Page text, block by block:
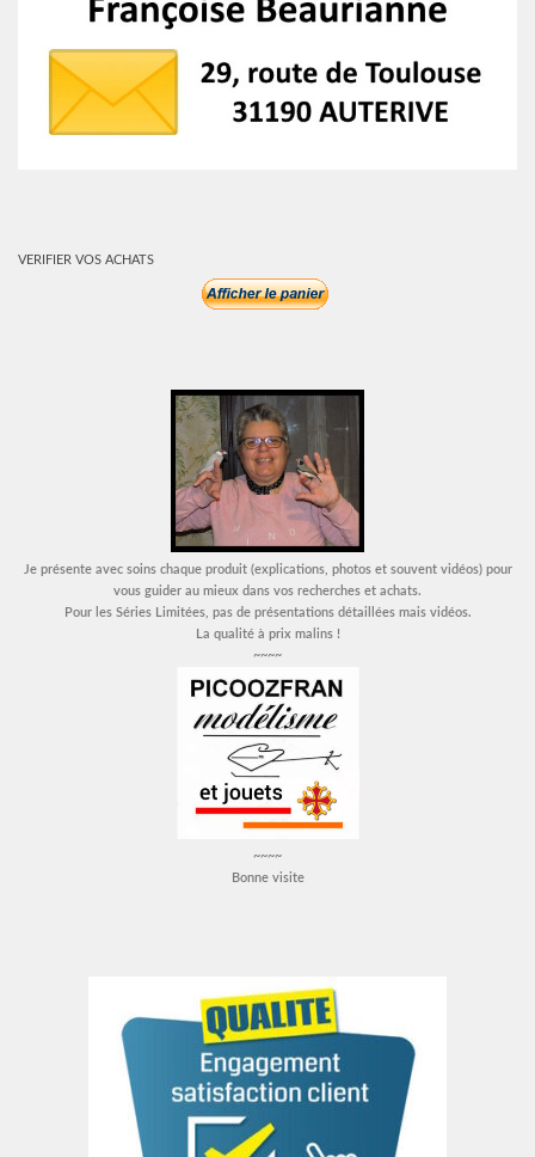
VERIFIER VOS ACHATS
Je présente avec soins chaque produit (explications, photos et souvent vidéos) pour
vous guider au mieux dans vos recherches et achats.
Pour les Séries Limitées, pas de présentations détaillées mais vidéos.
La qualité à prix malins !
~~~~
~~~~
Bonne visite